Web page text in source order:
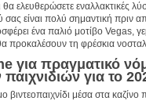
ελευθερώσετε εναλλακτικές
σας είναι πολύ σημαντική
ένα παλιό μοτίβο Vegas,
τη φρέσκια
για πραγματικό
για το
μέσα στα καζίνο